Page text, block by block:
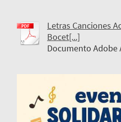
Letras Canciones
Bocet[...]
Documento Adobe